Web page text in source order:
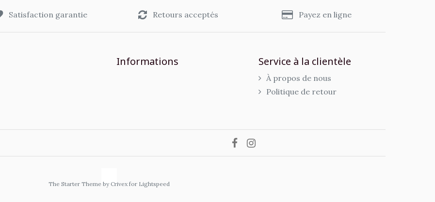
Satisfaction garantie Retours acceptés Payez en ligne
Informations Service à la clientèle
À propos de nous
Politique de retour
The Starter Theme by Crivex for Lightspeed